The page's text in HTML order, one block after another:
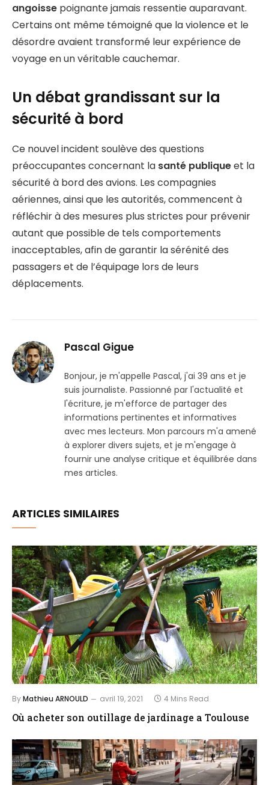
angoisse poignante jamais ressentie auparavant.
Certains ont même témoigné que la violence et le
désordre avaient transformé leur expérience de
voyage en un véritable cauchemar.
Un débat grandissant sur la
sécurité à bord
Ce nouvel incident soulève des questions
préoccupantes concernant la santé publiqueet la
sécurité à bord des avions. Les compagnies
aériennes, ainsi que les autorités, commencent à
réfléchir à des mesures plus strictes pour prévenir
autant que possible de tels comportements
inacceptables, afin de garantir la sérénité des
passagers et de l’équipage lors de leurs
déplacements.
Pascal Gigue
Bonjour, je m'appelle Pascal, j'ai 39 ans et je
suis journaliste. Passionné par l'actualité et
l'écriture, je m'efforce de partager des
informations pertinentes et informatives
avec mes lecteurs. Mon parcours m'a amené
à explorer divers sujets, et je m'engage à
fournir une analyse critique et équilibrée dans
mes articles.
ARTICLES SIMILAIRES
ByMathieu ARNOULD avril 19, 2021 4 Mins Read
Où acheter son outillage de jardinage a Toulouse